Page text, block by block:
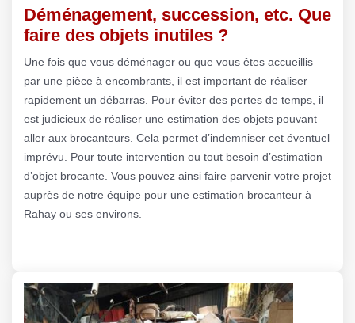
Déménagement, succession, etc. Que
faire des objets inutiles ?
Une fois que vous déménager ou que vous êtes accueillis
par une pièce à encombrants, il est important de réaliser
rapidement un débarras. Pour éviter des pertes de temps, il
est judicieux de réaliser une estimation des objets pouvant
aller aux brocanteurs. Cela permet d’indemniser cet éventuel
imprévu. Pour toute intervention ou tout besoin d’estimation
d’objet brocante. Vous pouvez ainsi faire parvenir votre projet
auprès de notre équipe pour une estimation brocanteur à
Rahay ou ses environs.